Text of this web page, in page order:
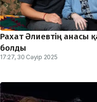
Рахат Әлиевтің анасы
болды
17:27, 30 Сәуір 2025